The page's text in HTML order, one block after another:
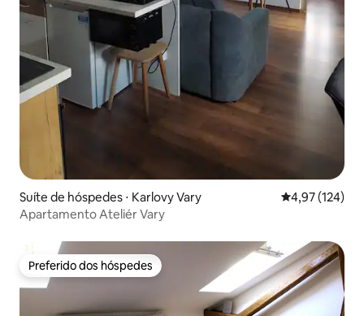
Suíte de hóspedes ⋅ Karlovy Vary 4,97 de uma
4,97 (124)
Apartamento Ateliér Vary
Preferido dos hóspedes
Preferido dos hóspedes